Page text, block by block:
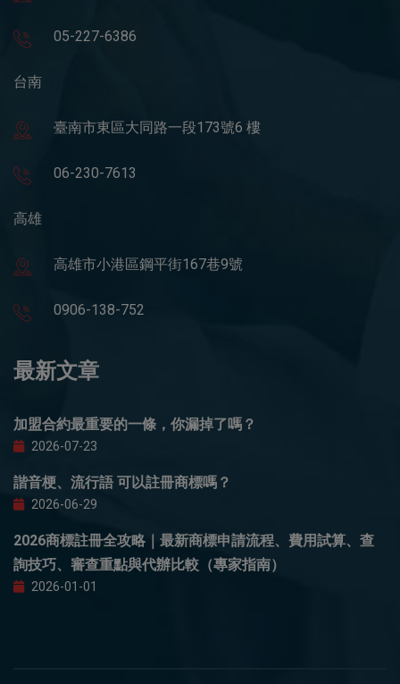
05-227-6386
台南
臺南市東區大同路一段173號6 樓
06-230-7613
高雄
高雄市小港區鋼平街167巷9號
0906-138-752
最新文章
加盟合約最重要的一條，你漏掉了嗎？
2026-07-23
諧音梗、流行語 可以註冊商標嗎？
2026-06-29
2026商標註冊全攻略｜最新商標申請流程、費用試算、查
詢技巧、審查重點與代辦比較（專家指南）
2026-01-01